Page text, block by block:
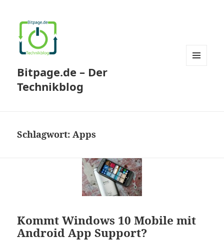
Bitpage.de – Der
Technikblog
Schlagwort:Apps
Kommt Windows 10 Mobile mit
Android App Support?